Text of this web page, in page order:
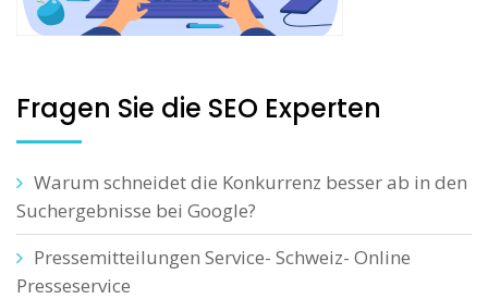
Fragen Sie die SEO Experten
Warum schneidet die Konkurrenz besser ab in den
Suchergebnisse bei Google?
Pressemitteilungen Service- Schweiz- Online
Presseservice